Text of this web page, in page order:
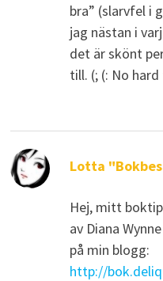
bra” (slarvfel i
jag nästan i
det är skönt
till. (; (: No
Lotta
Hej, mitt
av Diana
på min blogg:
http://